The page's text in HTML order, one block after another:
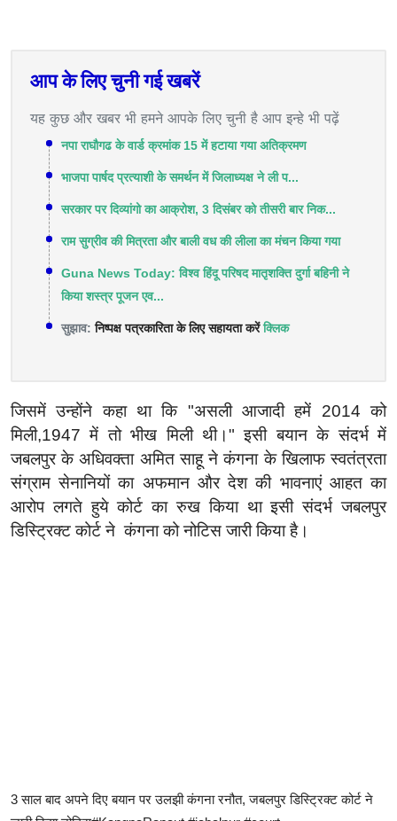
आप के लिए चुनी गई खबरें
यह कुछ और खबर भी हमने आपके लिए चुनी है आप इन्हे भी पढ़ें
नपा राघौगढ के वार्ड क्रमांक 15 में हटाया गया अतिक्रमण
भाजपा पार्षद प्रत्याशी के समर्थन में जिलाध्यक्ष ने ली प...
सरकार पर दिव्यांगो का आक्रोश, 3 दिसंबर को तीसरी बार निक...
राम सुग्रीव की मित्रता और बाली वध की लीला का मंचन किया गया
Guna News Today: विश्व हिंदू परिषद मातृशक्ति दुर्गा बहिनी ने
किया शस्त्र पूजन एव...
सुझाव:निष्पक्ष पत्रकारिता के लिए सहायता करेंक्लिक
जिसमें उन्होंने कहा था कि "असली आजादी हमें 2014 को
मिली,1947 में तो भीख मिली थी।" इसी बयान के संदर्भ में
जबलपुर के अधिवक्ता अमित साहू ने कंगना के खिलाफ स्वतंत्रता
संग्राम सेनानियों का अफमान और देश की भावनाएं आहत का
आरोप लगते हुये कोर्ट का रुख किया था इसी संदर्भ जबलपुर
डिस्ट्रिक्ट कोर्ट ने कंगना को नोटिस जारी किया है।
3 साल बाद अपने दिए बयान पर उलझी कंगना रनौत, जबलपुर डिस्ट्रिक्ट कोर्ट ने